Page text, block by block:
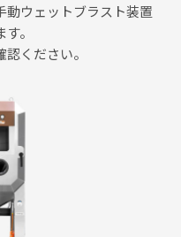
動ウェットブラスト装置
。
ください。